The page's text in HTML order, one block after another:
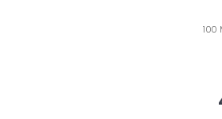
100